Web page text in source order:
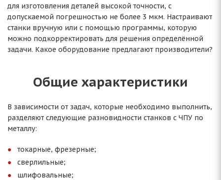
для изготовления деталей высокой точности, с
допускаемой погрешностью не более 3 мкм. Настраивают
станки вручную или с помощью программы, которую
можно подкорректировать для решения определённой
задачи. Какое оборудование предлагают производители?
Общие характеристики
В зависимости от задач, которые необходимо выполнить,
разделяют следующие разновидности станков с ЧПУ по
металлу:
токарные, фрезерные;
сверлильные;
шлифовальные;